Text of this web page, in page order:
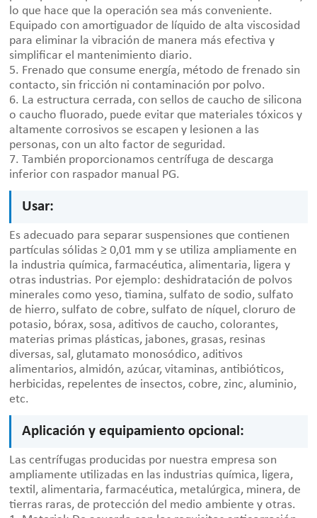
lo que hace que la operación sea más conveniente.
Equipado con amortiguador de líquido de alta viscosidad
para eliminar la vibración de manera más efectiva y
simplificar el mantenimiento diario.
5. Frenado que consume energía, método de frenado sin
contacto, sin fricción ni contaminación por polvo.
6. La estructura cerrada, con sellos de caucho de silicona
o caucho fluorado, puede evitar que materiales tóxicos y
altamente corrosivos se escapen y lesionen a las
personas, con un alto factor de seguridad.
7. También proporcionamos centrífuga de descarga
inferior con raspador manual PG.
Usar:
Es adecuado para separar suspensiones que contienen
partículas sólidas ≥ 0,01 mm y se utiliza ampliamente en
la industria química, farmacéutica, alimentaria, ligera y
otras industrias. Por ejemplo: deshidratación de polvos
minerales como yeso, tiamina, sulfato de sodio, sulfato
de hierro, sulfato de cobre, sulfato de níquel, cloruro de
potasio, bórax, sosa, aditivos de caucho, colorantes,
materias primas plásticas, jabones, grasas, resinas
diversas, sal, glutamato monosódico, aditivos
alimentarios, almidón, azúcar, vitaminas, antibióticos,
herbicidas, repelentes de insectos, cobre, zinc, aluminio,
etc.
Aplicación y equipamiento opcional:
Las centrífugas producidas por nuestra empresa son
ampliamente utilizadas en las industrias química, ligera,
textil, alimentaria, farmacéutica, metalúrgica, minera, de
tierras raras, de protección del medio ambiente y otras.